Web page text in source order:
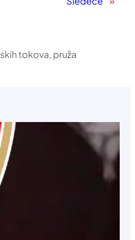
tokova, pruža
nikšićka zahvalila
jedinstvo SPC u